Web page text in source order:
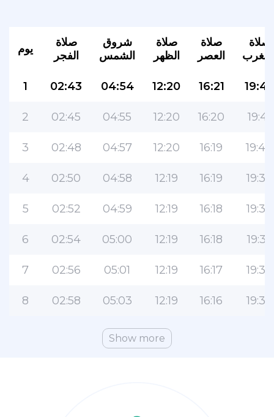
يوم
صلاة
الفجر
شروق
الشمس
صلاة
الظهر
صلاة
العصر
صلاة
1 02:43 04:54 12:20 16:21 19:42
2 02:45 04:55 12:20 16:20 19:41
3 02:48 04:57 12:20 16:19 19:40
4 02:50 04:58 12:19 16:19 19:38
5 02:52 04:59 12:19 16:18 19:37
6 02:54 05:00 12:19 16:18 19:35
7 02:56 05:01 12:19 16:17 19:34
8 02:58 05:03 12:19 16:16 19:32
Show more